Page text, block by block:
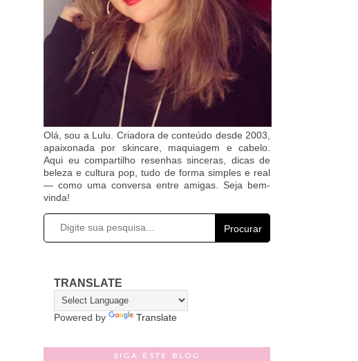
Olá, sou a Lulu. Criadora de conteúdo desde 2003,
apaixonada por skincare, maquiagem e cabelo.
Aqui eu compartilho resenhas sinceras, dicas de
beleza e cultura pop, tudo de forma simples e real
— como uma conversa entre amigas. Seja bem-
vinda!
Procurar
TRANSLATE
Powered by Translate
SIGA ESTE BLOG